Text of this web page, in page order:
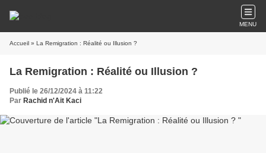
MENU
Accueil » La Remigration : Réalité ou Illusion ?
La Remigration : Réalité ou Illusion ?
Publié le 26/12/2024 à 11:22
Par Rachid n'Ait Kaci